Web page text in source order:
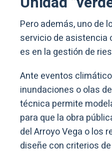
Pero además, uno de
servicio de asistencia
es en la gestión de
Ante eventos
inundaciones o olas
técnica permite
para que la obra
del Arroyo Vega o los
diseñe con criterios